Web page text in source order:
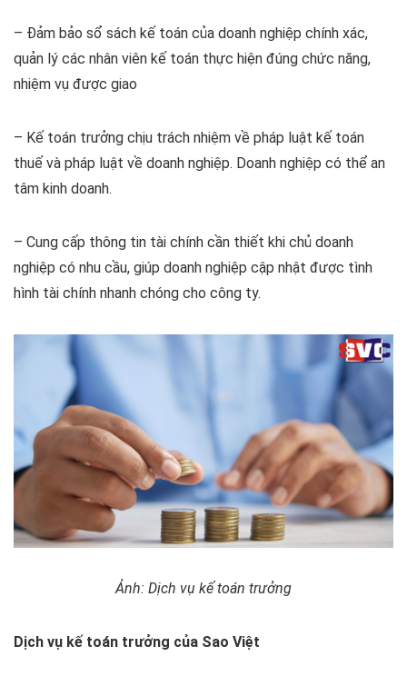
– Đảm bảo sổ sách kế toán của doanh nghiệp chính xác,
quản lý các nhân viên kế toán thực hiện đúng chức năng,
nhiệm vụ được giao
– Kế toán trưởng chịu trách nhiệm về pháp luật kế toán
thuế và pháp luật về doanh nghiệp. Doanh nghiệp có thể an
tâm kinh doanh.
– Cung cấp thông tin tài chính cần thiết khi chủ doanh
nghiệp có nhu cầu, giúp doanh nghiệp cập nhật được tình
hình tài chính nhanh chóng cho công ty.
Ảnh: Dịch vụ kế toán trưởng
Dịch vụ kế toán trưởng của Sao Việt